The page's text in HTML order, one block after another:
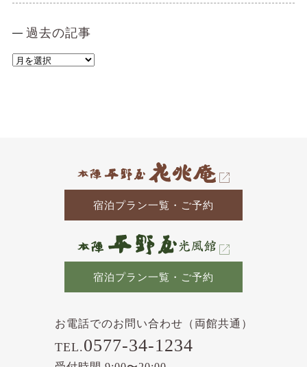
過去の記事
過
宿泊プラン一覧・ご予約
宿泊プラン一覧・ご予約
お電話でのお問い合わせ（両館共通）
TEL.0577-34-1234